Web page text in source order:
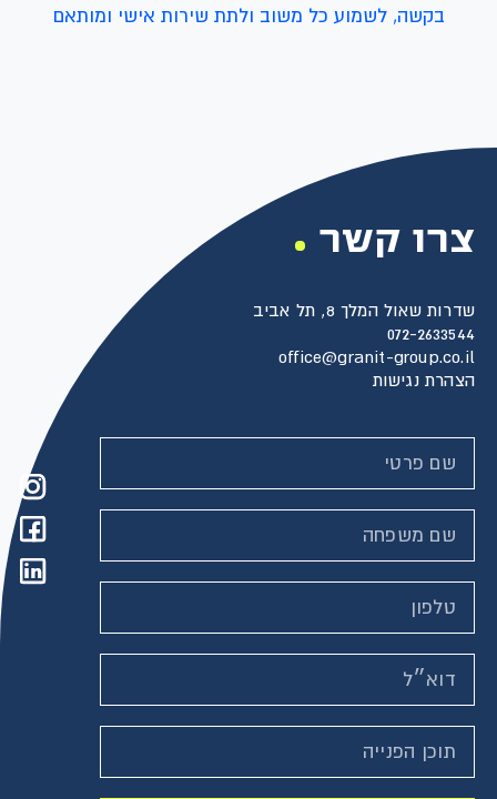
בקשה, לשמוע כל משוב ולתת שירות אישי ומותאם
צרו קשר
שדרות שאול המלך 8, תל אביב
072-2633544
office@granit-group.co.il
הצהרת נגישות